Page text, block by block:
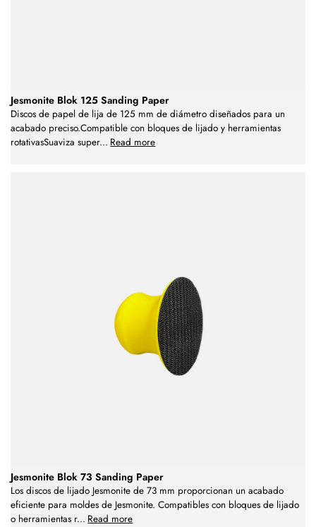
Jesmonite Blok 125 Sanding Paper
Discos de papel de lija de 125 mm de diámetro diseñados para un
acabado preciso.Compatible con bloques de lijado y herramientas
rotativasSuaviza super... Read more
Jesmonite Blok 73 Sanding Paper
Los discos de lijado Jesmonite de 73 mm proporcionan un acabado
eficiente para moldes de Jesmonite. Compatibles con bloques de lijado
o herramientas r... Read more